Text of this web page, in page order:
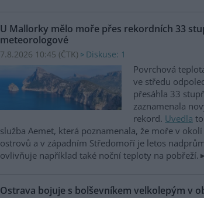
U Mallorky mělo moře přes rekordních 33
meteorologové
7.8.2026 10:45 (ČTK) Diskuse: 1
Povrchová
ve středu
přesáhla 33
zaznamenala
rekord. Uvedla
služba Aemet, která poznamenala, že moře v
ostrovů a v západním Středomoří je letos
ovlivňuje například také noční teploty na pobřeží.
Ostrava bojuje s bolševníkem velkolepým v